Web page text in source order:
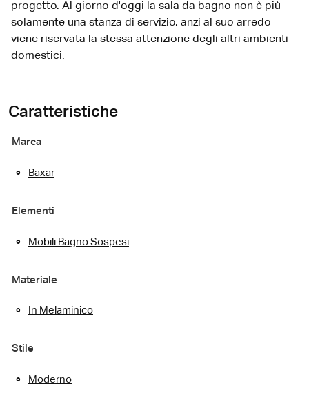
progetto. Al giorno d'oggi la sala da bagno non è più
solamente una stanza di servizio, anzi al suo arredo
viene riservata la stessa attenzione degli altri ambienti
domestici.
Caratteristiche
Marca
Baxar
Elementi
Mobili Bagno Sospesi
Materiale
In Melaminico
Stile
Moderno